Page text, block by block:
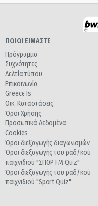
ΠΟΙΟΙ ΕΙΜΑΣΤΕ
Πρόγραμμα
Συχνότητες
Δελτία τύπου
Επικοινωνία
Greece Is
Οικ. Καταστάσεις
Όροι Χρήσης
Προσωπικά Δεδομένα
Cookies
Όροι διεξαγωγής διαγωνισμών
Όροι διεξαγωγής του ραδ/κού
παιχνιδιού "ΣΠΟΡ FM Quiz"
Όροι διεξαγωγής του ραδ/κού
παιχνιδιού "Sport Quiz"